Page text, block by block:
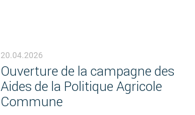
20.04.2026
Ouverture de la campagne des
Aides de la Politique Agricole
Commune